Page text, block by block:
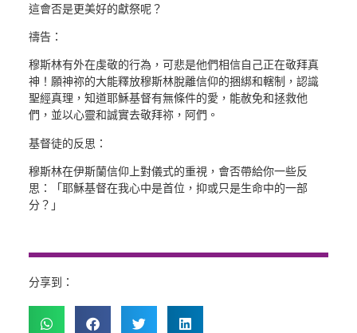
這會否是更美好的獻祭呢？
禱告：
穆斯林有外在虔敬的行為，可悲是他們相信自己正在敬拜真
神！願神祢的大能釋放穆斯林脫離信仰的捆綁和轄制，認識
聖經真理，知道耶穌基督有無條件的愛，能赦免和拯救他
們，並以心靈和誠實去敬拜祢，阿們。
基督徒的反思：
穆斯林在伊斯蘭信仰上對儀式的重視，會否帶給你一些反
思：「耶穌基督在我心中是首位，抑或只是生命中的一部
分？」
分享到：